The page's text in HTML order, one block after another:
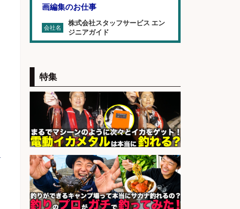
画編集のお仕事
会社名
株式会社スタッフサービス エン
ジニアガイド
福岡/未経験歓迎「ルート営業」/釣
り好き歓迎/インセンティブ
会社名 広松久水産株式会社
sponsored by 求人ボックス
福岡「現場監督」/釣り好き歓迎/残
会社名 広松久水産株式会社
sponsored by 求人ボックス
特集